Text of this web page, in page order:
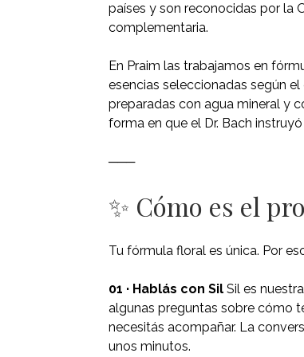
países y son reconocidas por la
complementaria.
En Praim las trabajamos en
esencias seleccionadas según
preparadas con agua mineral y
forma en que el Dr. Bach
───
✨ Cómo es el
Tu fórmula floral es única. Por
01 · Hablás con SilSil es
algunas preguntas sobre cómo
necesitás acompañar. La
unos minutos.